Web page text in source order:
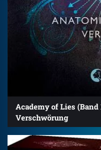
Academy of Lies
Verschwörung